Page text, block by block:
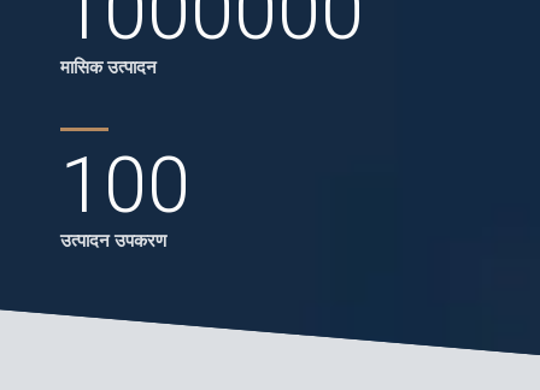
मासिक उत्पादन
100
उत्पादन उपकरण